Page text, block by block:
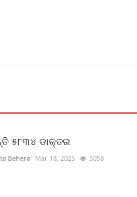
୫୮୩୪ ଡାକ୍ତର
Behera Mar 18, 2025 5058